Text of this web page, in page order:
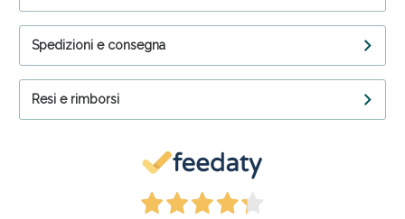
Spedizioni e consegna
Resi e rimborsi